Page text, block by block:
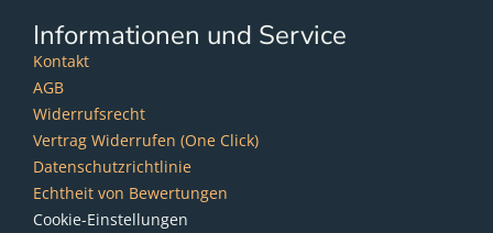
Informationen und Service
Kontakt
AGB
Widerrufsrecht
Vertrag Widerrufen (One Click)
Datenschutzrichtlinie
Echtheit von Bewertungen
Cookie-Einstellungen